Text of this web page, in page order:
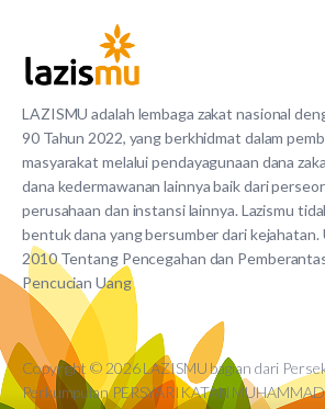
LAZISMU adalah lembaga zakat nasional
90 Tahun 2022, yang berkhidmat dalam
masyarakat melalui pendayagunaan dana
dana kedermawanan lainnya baik dari
perusahaan dan instansi lainnya. Lazismu
bentuk dana yang bersumber dari kejahatan.
2010 Tentang Pencegahan dan
Pencucian Uang
Copyright © 2026 LAZISMU bagian dari
Perkumpulan PERSYARIKATAN